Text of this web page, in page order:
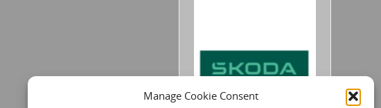
Manage Cookie Consent